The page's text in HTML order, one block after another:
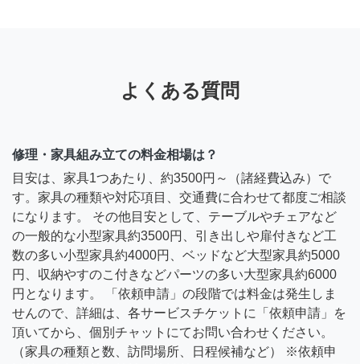
よくある質問
修理・家具組み立ての料金相場は？
目安は、家具1つあたり、約3500円～（諸経費込み）で
す。家具の種類や対応項目、交通費に合わせて都度ご相談
になります。 その他目安として、テーブルやチェアなど
の一般的な小型家具約3500円、引き出しや扉付きなど工
数の多い小型家具約4000円、ベッドなど大型家具約5000
円、収納やすのこ付きなどパーツの多い大型家具約6000
円となります。 「依頼申請」の段階では料金は発生しま
せんので、詳細は、各サービスチケットに「依頼申請」を
頂いてから、個別チャットにてお問い合わせください。
（家具の種類と数、訪問場所、日程候補など） ※依頼申